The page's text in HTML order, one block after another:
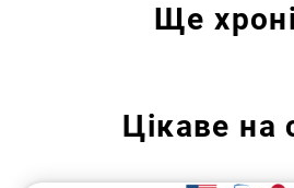
Ще
Цікаве на